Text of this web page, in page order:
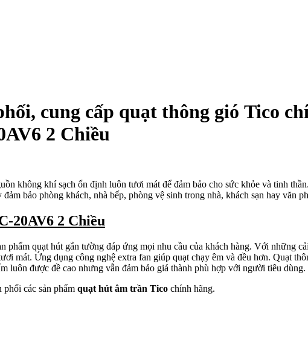
cung cấp quạt thông gió Tico
2 Chiều
không khí sạch ổn định luôn tươi mát để đảm bảo cho sức khỏe và tinh
bảo phòng khách, nhà bếp, phòng vệ sinh trong nhà, khách sạn hay văn
20AV6 2 Chiều
phẩm quạt hút gắn tường đáp ứng mọi nhu cầu của khách hàng. Với những
mát. Ứng dụng công nghệ extra fan giúp quạt chạy êm và đều hơn. Quạt
luôn được đề cao nhưng vẫn đảm bảo giá thành phù hợp với người tiêu dùng.
phối các sản phẩm quạt hút âm trần Tico chính hãng.